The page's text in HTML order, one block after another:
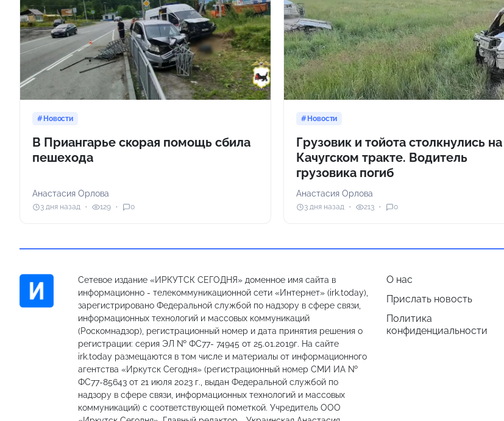
Новости
В Приангарье скорая помощь сбила
пешехода
Анастасия Орлова
3 дня назад 129 0
Новости
Грузовик и тойота столкнулись на
Качугском тракте. Водитель
грузовика погиб
Анастасия Орлова
3 дня назад 213 0
Сетевое издание «ИРКУТСК СЕГОДНЯ» доменное имя сайта в
информационно - телекоммуникационной сети «Интернет» (irk.today),
зарегистрировано Федеральной службой по надзору в сфере связи,
информационных технологий и массовых коммуникаций
(Роскомнадзор), регистрационный номер и дата принятия решения о
регистрации: серия ЭЛ № ФС77- 74945 от 25.01.2019г. На сайте
irk.today размещаются в том числе и материалы от информационного
агентства «Иркутск Сегодня» (регистрационный номер СМИ ИА №
ФС77-85643 от 21 июля 2023 г., выдан Федеральной службой по
надзору в сфере связи, информационных технологий и массовых
коммуникаций) с соответствующей пометкой. Учредитель ООО
О нас
Прислать новость
Политика
конфиденциальности